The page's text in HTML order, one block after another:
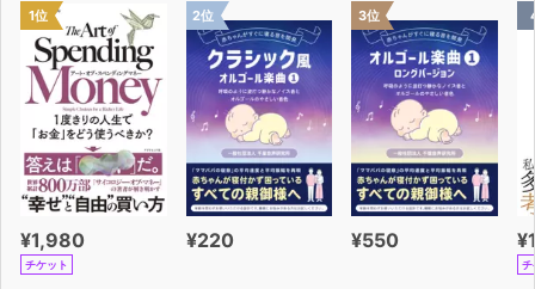
1位
¥1,980
チケット
2位
¥220
3位
¥550
チ